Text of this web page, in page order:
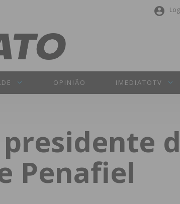
Senha
OPINIÃO IMEDIATOTV
Penafiel